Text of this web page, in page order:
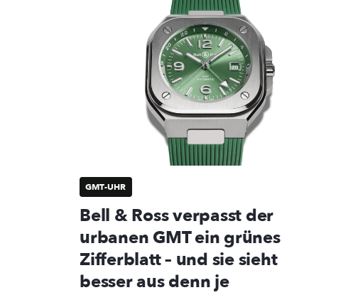
GMT-UHR
Bell & Ross verpasst der
urbanen GMT ein grünes
Zifferblatt – und sie sieht
besser aus denn je